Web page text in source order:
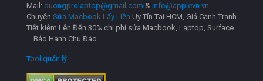
Mail: duongprolaptop@gmail.com & info@applevn.vn
Chuyên Sửa Macbook Lấy Liền Uy Tín Tại HCM, Giá Cạnh Tranh
Tiết kiệm Lên Đến 30% chi phí sửa Macbook, Laptop, Surface
... Bảo Hành Chu Đáo
Tool quản lý